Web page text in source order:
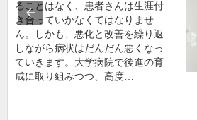
ることはなく、患者さんは生涯付
き合っていかなくてはなりませ
ん。しかも、悪化と改善を繰り返
しながら病状はだんだん悪くなっ
ていきます。大学病院で後進の育
成に取り組みつつ、高度…